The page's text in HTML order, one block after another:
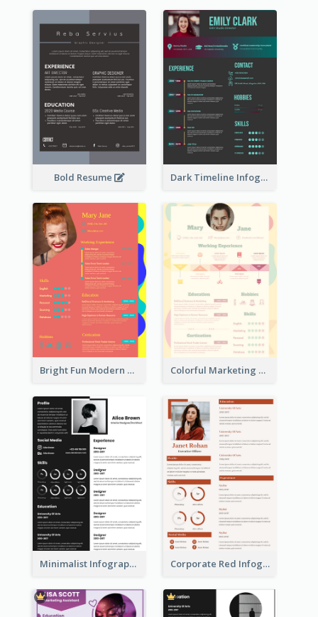
Bold Resume Dark Timeline Infographic Resume
Bright Fun Modern Student Resume Colorful Marketing Resume
Minimalist Infographic Resume Corporate Red Infographic Resume